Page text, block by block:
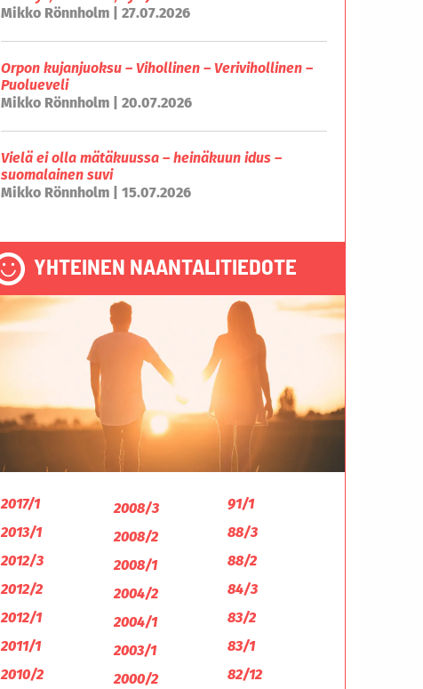
Mikko Rönnholm | 27.07.2026
Orpon kujanjuoksu – Vihollinen – Verivihollinen –
Puolueveli
Mikko Rönnholm | 20.07.2026
Vielä ei olla mätäkuussa – heinäkuun idus –
suomalainen suvi
Mikko Rönnholm | 15.07.2026
YHTEINEN NAANTALITIEDOTE
2017/1
2013/1
2012/3
2012/2
2012/1
2011/1
2010/2
2008/3
2008/2
2008/1
2004/2
2004/1
2003/1
2000/2
91/1
88/3
88/2
84/3
83/2
83/1
82/12